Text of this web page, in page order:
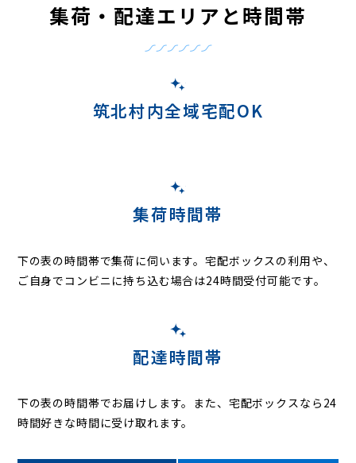
集荷・配達エリアと時間帯
筑北村内全域宅配OK
集荷時間帯
下の表の時間帯で集荷に伺います。宅配ボックスの利用や、
ご自身でコンビニに持ち込む場合は24時間受付可能です。
配達時間帯
下の表の時間帯でお届けします。また、宅配ボックスなら24
時間好きな時間に受け取れます。